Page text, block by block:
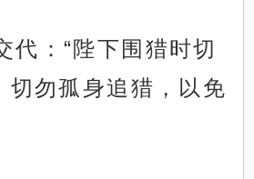
代：“陛下围猎时切
切勿孤身追猎，以免